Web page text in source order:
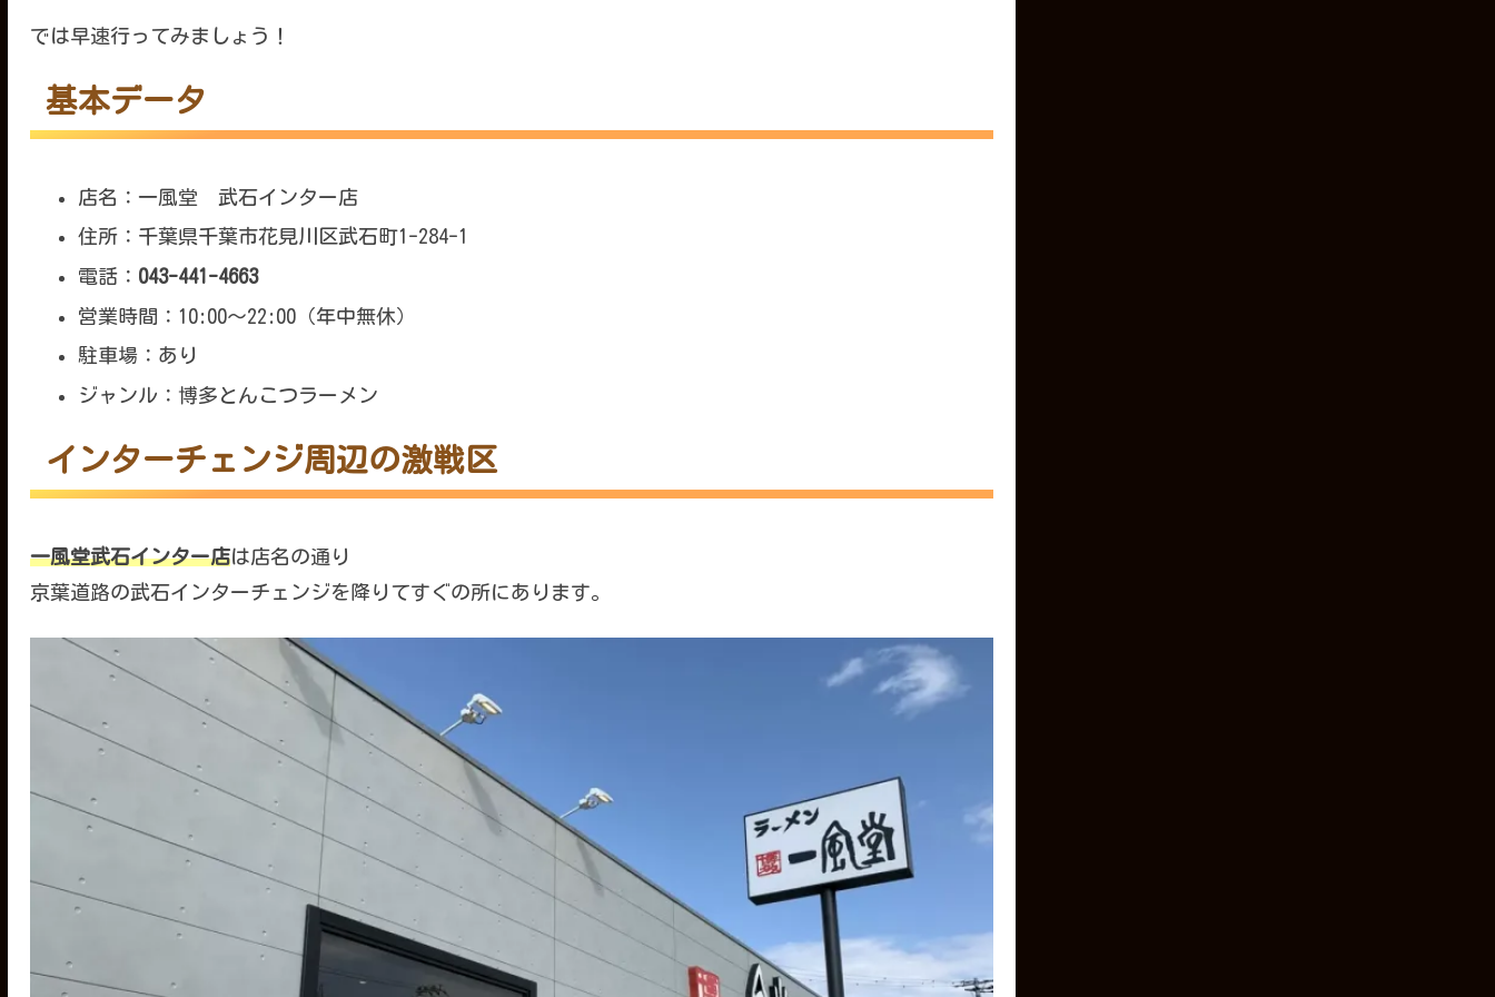
では早速行ってみましょう！
基本データ
店名：一風堂 武石インター店
住所：千葉県千葉市花見川区武石町1-284-1
電話： 043-441-4663
営業時間：10:00～22:00（年中無休）
駐車場：あり
ジャンル：博多とんこつラーメン
インターチェンジ周辺の激戦区
一風堂武石インター店は店名の通り
京葉道路の武石インターチェンジを降りてすぐの所にあります。